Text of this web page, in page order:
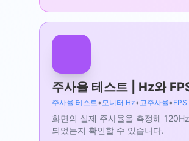
주사율 테스트 | Hz와
주사율 테스트•모니터 Hz•고주사율•FPS
화면의 실제 주사율을 측정해
되었는지 확인할 수 있습니다.